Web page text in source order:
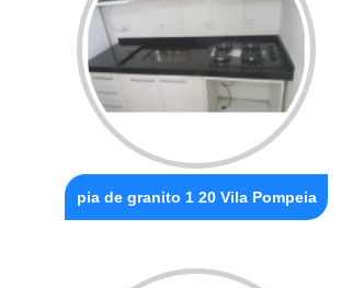
pia de granito 1 20 Vila Pompeia